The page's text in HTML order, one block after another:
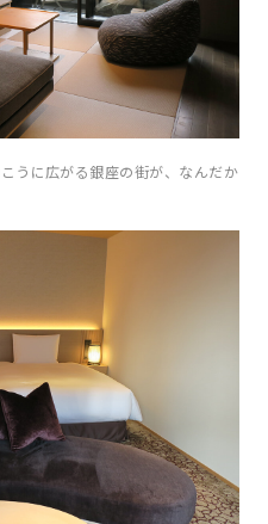
うに広がる銀座の街が、なんだか